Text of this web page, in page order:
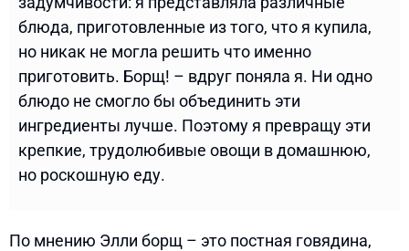
блюда, приготовленные из того, что я купила,
но никак не могла решить что именно
приготовить. Борщ! – вдруг поняла я. Ни одно
блюдо не смогло бы объединить эти
ингредиенты лучше. Поэтому я превращу эти
крепкие, трудолюбивые овощи в домашнюю,
но роскошную еду.
По мнению Элли борщ – это постная говядина,